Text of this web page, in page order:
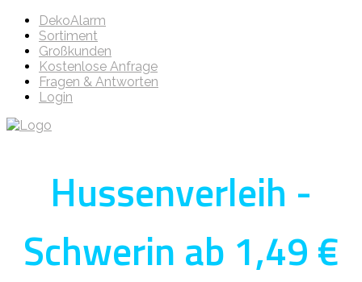
DekoAlarm
Sortiment
Großkunden
Kostenlose Anfrage
Fragen & Antworten
Login
Hussenverleih -
Schwerin ab 1,49 €